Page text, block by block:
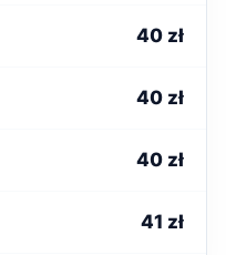
40 zł
40 zł
40 zł
41 zł